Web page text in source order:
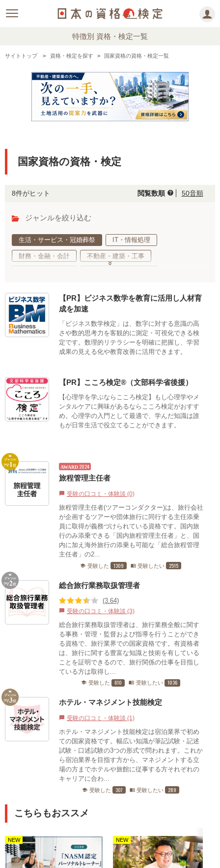
特徴別 資格・検定一覧
サイトトップ 資格・検定を探す 国家資格の資格・検定一覧
国家資格の資格・検定
8件がヒット 閲覧数順 help 50音順
ジャンルを絞り込む
生活・サービス・冠婚葬祭 IT・情報処理
財務・金融・会計 不動産・建築・工事
ご当地・娯楽 工業・技術・技能 調理・衛生・飲食
美容・ファッション デザイン・クリエイティブ
語学・国際ビジネス サステナブル・自然・環境・生物
車両・航空・船舶・無線 公務員・教育 適性検査
【PR】ビジネス数学を教育に活用し人材育
成を加速
「ビジネス数学検定」は、数字に対する意識の高
さや数的思考力を客観的に測定・可視化できる検
定です。数理的リテラシーを明確に把握し、学習
成果の見える化や教育改善に活用できます。
【PR】こころ検定®（文部科学省後援）
【心理学を学ぶならこころ検定】もし心理学やメ
ンタルケアに興味があるならこころ検定がおすす
め。心理学の入門として最適で、学んだ知識は誰
もが日常生活で役立てることができます。
AWARD 2024
旅程管理主任者
chat_bubble 受験の口コミ・体験談 (0)
旅程管理主任者(ツアーコンダクター)は、旅行会社
が企画するツアーや団体旅行に同行する主任添乗
員に取得が義務づけられている資格です。国内旅
行のみ添乗できる「国内旅程管理主任者」と、国
内に加え海外旅行の添乗も可能な「総合旅程管理
主任者」の2...
school 受験した 1309 menu_book 受験したい 2515
総合旅行業務取扱管理者
(3.64)
chat_bubble 受験の口コミ・体験談 (3)
総合旅行業務取扱管理者は、旅行業務全般に関す
る事務・管理・監督および指導を行うことができ
る資格で、旅行業界での国家資格です。有資格者
は、旅行に関する豊富な知識と技術を有している
ことを証明できるので、旅行関係の仕事を目指し
ている方は取得し...
school 受験した 610 menu_book 受験したい 1036
ホテル・マネジメント技能検定
chat_bubble 受験の口コミ・体験談 (1)
ホテル・マネジメント技能検定は宿泊業界で初め
ての国家資格です。幅広い知識が筆記試験・記述
試験・口述試験の3つの形式で問われます。これか
ら宿泊業界を目指す方から、マネジメントする立
場の方までホテルや旅館に従事する方それぞれの
キャリアに合わ...
school 受験した 307 menu_book 受験したい 289
こちらもおススメ
NEW NEW